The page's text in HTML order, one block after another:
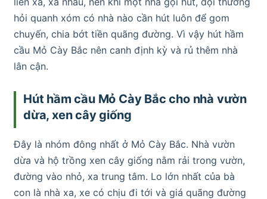
hỏi quanh xóm có nhà nào cần hút luôn để gom
chuyến, chia bớt tiền quãng đường. Vì vậy hút hầm
cầu Mỏ Cày Bắc nên canh định kỳ và rủ thêm nhà
lân cận.
Hút hầm cầu Mỏ Cày Bắc cho nhà vườn
dừa, xen cây giống
Đây là nhóm đông nhất ở Mỏ Cày Bắc. Nhà vườn
dừa và hộ trồng xen cây giống nằm rải trong vườn,
đường vào nhỏ, xa trung tâm. Lo lớn nhất của bà
con là nhà xa, xe có chịu đi tới và giá quãng đường